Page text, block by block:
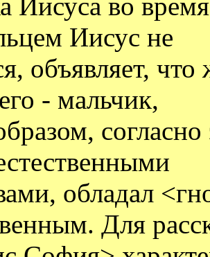
Иисус не
объявляет,
- мальчик,
обладал
Для